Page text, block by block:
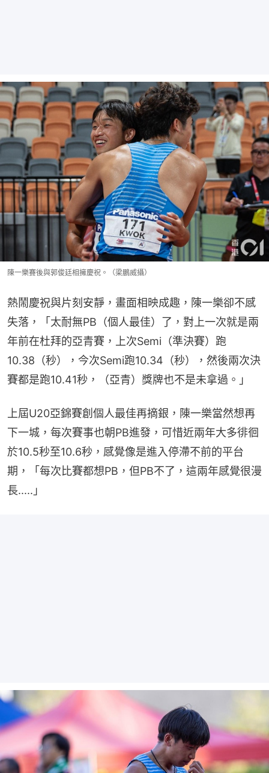
陳一樂賽後與郭俊廷相擁慶祝。（梁鵬威攝）
熱鬧慶祝與片刻安靜，畫面相映成趣，陳一樂卻不感
失落，「太耐無PB（個人最佳）了，對上一次就是兩
年前在杜拜的亞青賽，上次Semi（準決賽）跑
10.38（秒），今次Semi跑10.34（秒），然後兩次決
賽都是跑10.41秒，（亞青）獎牌也不是未拿過。」
上屆U20亞錦賽創個人最佳再摘銀，陳一樂當然想再
下一城，每次賽事也朝PB進發，可惜近兩年大多徘徊
於10.5秒至10.6秒，感覺像是進入停滯不前的平台
期，「每次比賽都想PB，但PB不了，這兩年感覺很漫
長.....」